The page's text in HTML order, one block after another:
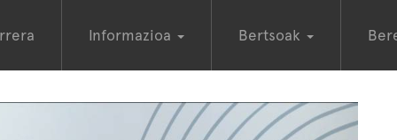
Informazioa Bertsoak